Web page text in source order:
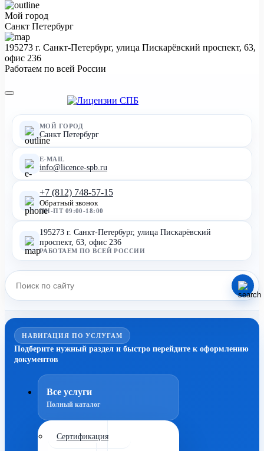
Мой город
Санкт Петербург
195273 г. Санкт-Петербург, улица Пискарёвский проспект, 63,
офис 236
Работаем по всей России
МОЙ ГОРОД
Санкт Петербург
E-MAIL
info@licence-spb.ru
+7 (812) 748-57-15
Обратный звонок
ПН-ПТ 09:00-18:00
195273 г. Санкт-Петербург, улица Пискарёвский
проспект, 63, офис 236
РАБОТАЕМ ПО ВСЕЙ РОССИИ
НАВИГАЦИЯ ПО УСЛУГАМ
Подберите нужный раздел и быстро перейдите к оформлению
документов
Все услуги
Полный каталог
Сертификация